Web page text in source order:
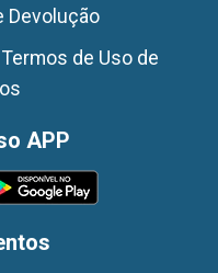
Devolução
de Uso de
APP